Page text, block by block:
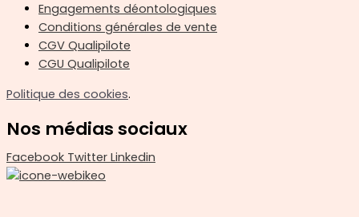
Engagements déontologiques
Conditions générales de vente
CGV Qualipilote
CGU Qualipilote
Politique des cookies.
Nos médias sociaux
Facebook Twitter Linkedin